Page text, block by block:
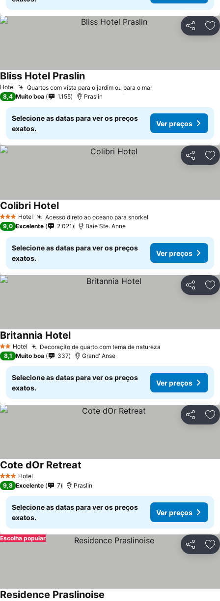
Partilhar
Hotel Quartos com vista para o jardim ou para o mar
Bliss Hotel Praslin
8,4 Muito boa 1.155 Praslin
Selecione as datas para ver os preços
exatos.
Ver preços
Partilhar
3 EstrelasHotel Acesso direto ao oceano para snorkel
Colibri Hotel
9,0 Excelente 2.021 Baie Ste. Anne
Selecione as datas para ver os preços
exatos.
Ver preços
Partilhar
2 Estrelas
Hotel Decoração de quarto com tema de natureza
Britannia Hotel
8,1 Muito boa 337 Grand' Anse
Selecione as datas para ver os preços
exatos.
Ver preços
Partilhar
3 EstrelasHotel
Cote dOr Retreat
9,8 Excelente 7 Praslin
Selecione as datas para ver os preços
exatos.
Ver preços
Partilhar
Escolha popular
Residence Praslinoise